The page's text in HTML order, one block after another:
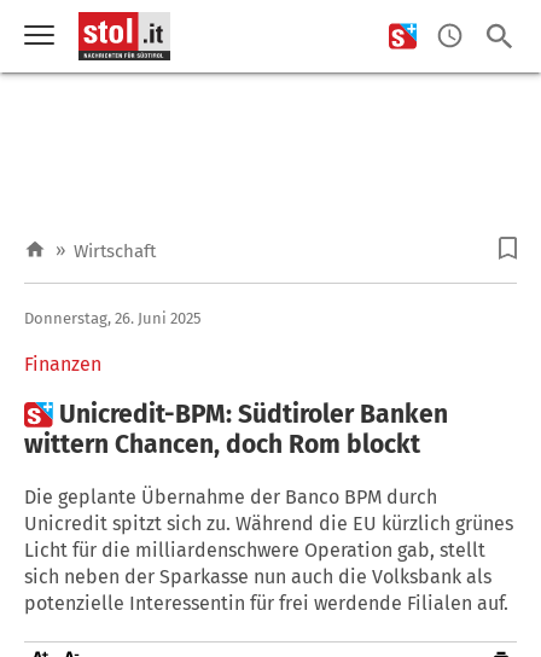
» Wirtschaft
Finanzen
Donnerstag, 26. Juni 2025
 Unicredit-BPM: Südtiroler Banken
wittern Chancen, doch Rom blockt
Die geplante Übernahme der Banco BPM durch
Unicredit spitzt sich zu. Während die EU kürzlich grünes
Licht für die milliardenschwere Operation gab, stellt
sich neben der Sparkasse nun auch die Volksbank als
potenzielle Interessentin für frei werdende Filialen auf.